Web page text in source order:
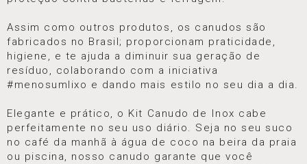
Assim como outros produtos, os canudos são
fabricados no Brasil; proporcionam praticidade,
higiene, e te ajuda a diminuir sua geração de
resíduo, colaborando com a iniciativa
#menosumlixo e dando mais estilo no seu dia a dia.
Elegante e prático, o Kit Canudo de Inox cabe
perfeitamente no seu uso diário. Seja no seu suco
no café da manhã à água de coco na beira da praia
ou piscina, nosso canudo garante que você